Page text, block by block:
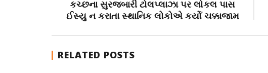
કચ્છના સુરજબારી ટોલપ્લાઝા પર લોકલ પાસ
ઈસ્યુ ન કરાતા સ્થાનિક લોકોએ કર્યો ચક્કાજામ
RELATED POSTS